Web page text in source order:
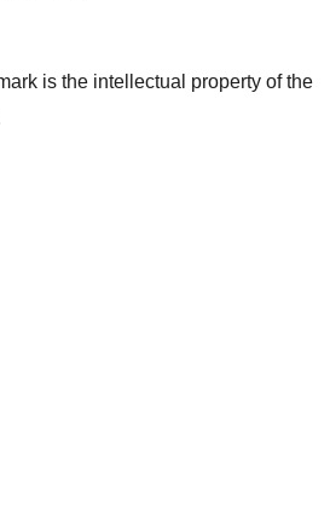
is the intellectual property of the